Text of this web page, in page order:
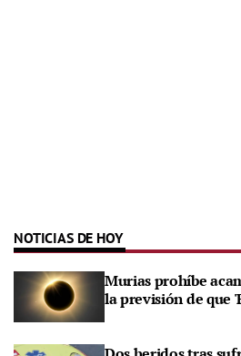
NOTICIAS DE HOY
Murias prohíbe
la previsión de que